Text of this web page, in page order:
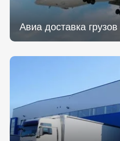
Авиа доставка грузов